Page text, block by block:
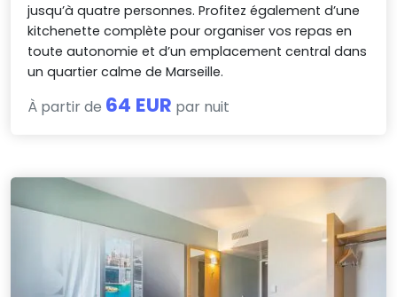
jusqu’à quatre personnes. Profitez également d’une
kitchenette complète pour organiser vos repas en
toute autonomie et d’un emplacement central dans
un quartier calme de Marseille.
À partir de 64 EUR par nuit